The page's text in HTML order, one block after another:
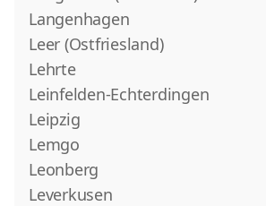
Langenhagen
Leer (Ostfriesland)
Lehrte
Leinfelden-Echterdingen
Leipzig
Lemgo
Leonberg
Leverkusen